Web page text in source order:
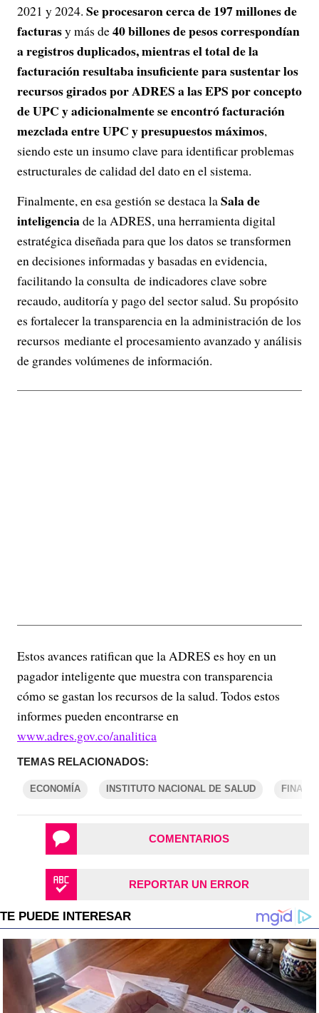
2021 y 2024. Se procesaron cerca de 197 millones de
facturasy más de40 billones de pesos correspondían
a registros duplicados, mientras el total de la
facturación resultaba insuficiente para sustentar los
recursos girados por ADRES a las EPS por concepto
de UPC y adicionalmente se encontró facturación
mezclada entre UPC y presupuestos máximos,
siendo este un insumo clave para identificar problemas
estructurales de calidad del dato en el sistema.
Finalmente, en esa gestión se destaca laSala de
inteligenciade la ADRES, una herramienta digital
estratégica diseñada para que los datos se transformen
en decisiones informadas y basadas en evidencia,
facilitando la consulta de indicadores clave sobre
recaudo, auditoría y pago del sector salud. Su propósito
es fortalecer la transparencia en la administración de los
recursos mediante el procesamiento avanzado y análisis
de grandes volúmenes de información.
Estos avances ratifican que la ADRES es hoy en un
pagador inteligente que muestra con transparencia
cómo se gastan los recursos de la salud. Todos estos
informes pueden encontrarse en
www.adres.gov.co/analitica
TEMAS RELACIONADOS:
ECONOMÍA INSTITUTO NACIONAL DE SALUD
COMENTARIOS
REPORTAR UN ERROR